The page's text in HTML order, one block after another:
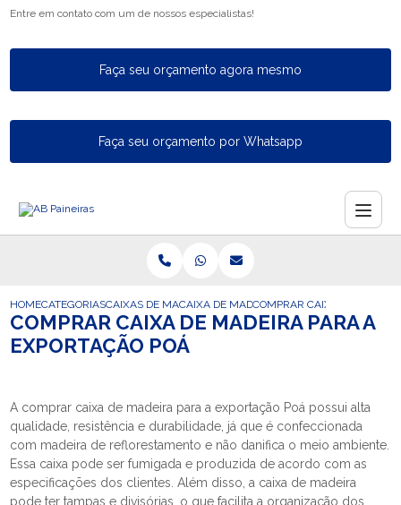
Entre em contato com um de nossos especialistas!
Faça seu orçamento agora mesmo
Faça seu orçamento por Whatsapp
HOMECATEGORIASCAIXAS DE MADEIRA PARA EXPORTACAO
CAIXA DE MADEIRA INDUSTRIAL PARA A
COMPRAR CAIXA DE
COMPRAR CAIXA DE MADEIRA PARA A
EXPORTAÇÃO POÁ
A comprar caixa de madeira para a exportação Poá possui alta
qualidade, resistência e durabilidade, já que é confeccionada
com madeira de reflorestamento e não danifica o meio ambiente.
Essa caixa pode ser fumigada e produzida de acordo com as
especificações dos clientes. Além disso, a caixa de madeira
pode ter tampas e divisórias, o que facilita a organização dos